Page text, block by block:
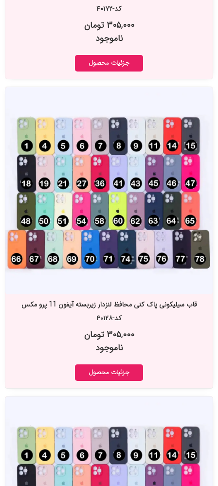
کد-۴۰۱۷۲
۳۰۵,۰۰۰ تومان
ناموجود
جزئیات محصول
قاب سیلیکونی پاک کنی محافظ لنزدار زیربسته آیفون 11 پرو مکس
کد-۴۰۱۲۸
۳۰۵,۰۰۰ تومان
ناموجود
جزئیات محصول